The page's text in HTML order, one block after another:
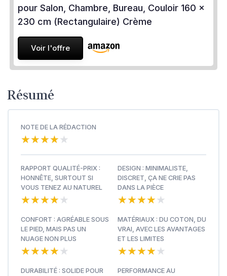
pour Salon, Chambre, Bureau, Couloir 160 x
230 cm (Rectangulaire) Crème
Voir l'offre
Résumé
NOTE DE LA RÉDACTION
★★★★★
★★★★★
RAPPORT QUALITÉ-PRIX :
HONNÊTE, SURTOUT SI
VOUS TENEZ AU NATUREL
★★★★★
★★★★★
DESIGN : MINIMALISTE,
DISCRET, ÇA NE CRIE PAS
DANS LA PIÈCE
★★★★★
★★★★★
CONFORT : AGRÉABLE SOUS
LE PIED, MAIS PAS UN
NUAGE NON PLUS
★★★★★
★★★★★
MATÉRIAUX : DU COTON, DU
VRAI, AVEC LES AVANTAGES
ET LES LIMITES
★★★★★
★★★★★
DURABILITÉ : SOLIDE POUR
PERFORMANCE AU